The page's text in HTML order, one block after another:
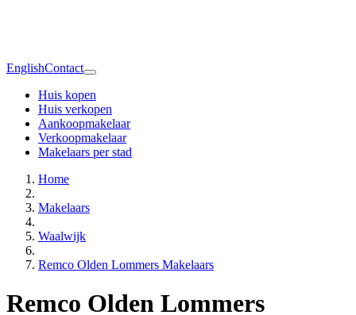
EnglishContact
Huis kopen
Huis verkopen
Aankoopmakelaar
Verkoopmakelaar
Makelaars per stad
Home
Makelaars
Waalwijk
Remco Olden Lommers Makelaars
Remco Olden Lommers